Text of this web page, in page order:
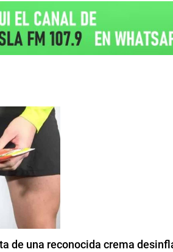
de una reconocida crema